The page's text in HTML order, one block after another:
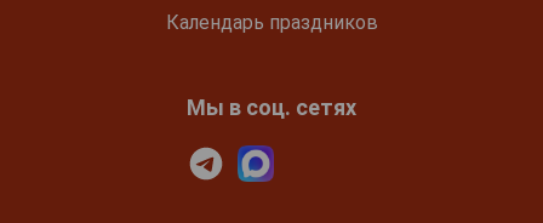
Календарь праздников
Мы в соц. сетях